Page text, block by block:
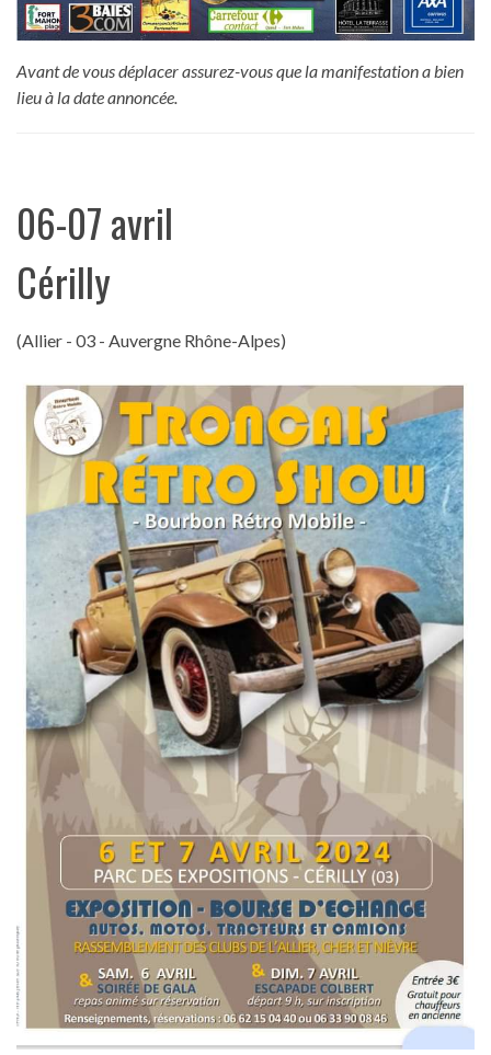
Avant de vous déplacer assurez-vous que la manifestation a bien
lieu à la date annoncée.
06-07 avril
Cérilly
(Allier - 03 - Auvergne Rhône-Alpes)